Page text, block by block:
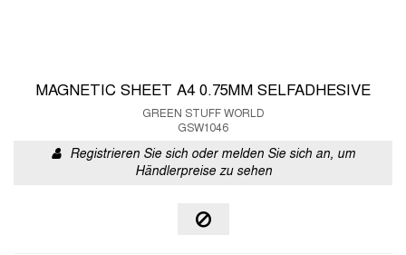
MAGNETIC SHEET A4 0.75MM SELFADHESIVE
GREEN STUFF WORLD
GSW1046
Registrieren Sie sich oder melden Sie sich an, um
Händlerpreise zu sehen